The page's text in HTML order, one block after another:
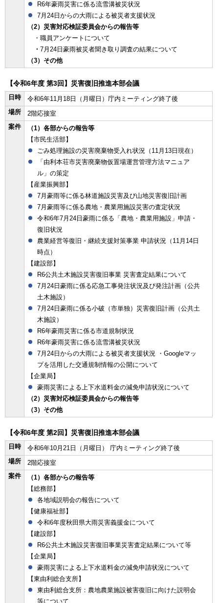
R6年豪雨災害に係る流雪溝被災状況
7月24日からの大雨による被災者支援状況
（2）災害対応検証委員会からの報告等
・職員アンケートについて
・ 7月24日豪雨被災者聞き取り調査の結果について
（3）その他
【令和6年度 第3回】災害復旧推進本部会議
日時
令和6年11月18日（月曜日）庁内ミーティング終了後
場所
2階応接室
案件
（1）各部からの報告等
【市民生活部】
ごみ処理施設の災害廃棄物受入れ状況（11月13日現在）
「由利本荘市災害廃棄物仮置場運営管理方法マニュア
ル」の策定
【産業振興部】
7月豪雨等に係る林道施設災害及び山地災害復旧計画
7月豪雨等に係る農地・農業用施設災害の査定状況
令和6年7月24日豪雨に係る「農地・農業用施設」申請・
復旧状況
農業経営等復旧・継続支援対策事業 申請状況（11月14日
時点）
【建設部】
R6公共土木施設災害復旧事業 災害査定結果について
7月24日豪雨に係る応急工事発注状況及び発注計画（公共
土木施設）
7月24日豪雨に係る小破（市単独）災害復旧計画（公共土
木施設）
R6年豪雨災害に係る市道規制状況
R6年豪雨災害に係る流雪溝被災状況
7月24日からの大雨による被災者支援状況 ・Googleマッ
プを活用した交通規制情報の公開について
【企業局】
豪雨災害による上下水道料金の減免申請状況について
（2）災害対応検証委員会からの報告等
（3）その他
【令和6年度 第2回】災害復旧推進本部会議
日時
令和6年10月21日（月曜日） 庁内ミーティング終了後
場所
2階応接室
案件
（1）各部からの報告等
【総務部】
各地域説明会の報告について
【健康福祉部】
令和6年度秋田県大雨災害義援金について
【建設部】
R6公共土木施設災害復旧事業災害査定結果について等
【企業局】
豪雨災害による上下水道料金の減免申請状況について
【東由利総合支所】
東由利総合支所：農地農業施設被害復旧に向けた説明会
等について